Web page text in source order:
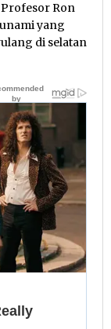
Ron
yang
di selatan